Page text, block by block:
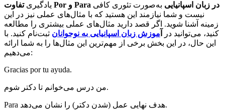
یادگیری Por Para در زبان اسپانیایی به‌صورت تئوری کافی
نیست و شما نیازمند این هستید که با مثال‌های عملی نیز در این
زمینه آشنا شوید. اگر قصد دارید مثال‌های عملی بیشتری را مطالعه
کنید، می‌توانید در
موزش زبان اسپانیایی به نوجوانان ثبت‌نام کنید. با
این حال، در این بخش برخی از مهم‌ترین این مثال‌ها را به شما ارائه
می‌دهیم:
Gracias por tu ayuda.
من درس می‌خوانم تا دکتر شوم.
Para هدف نهایی عمل (شدن دکتر) را نشان می‌دهد.